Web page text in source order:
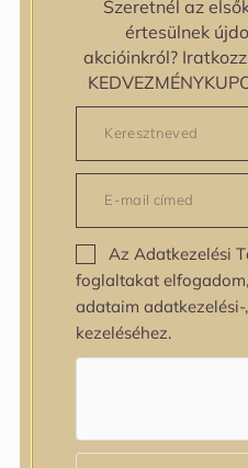
zipiderm
Bőrállapot
Bőrállapot
Bőrtípus
Bőrtípus
Kombinált
Száraz
Zsíros
Bőrprobléma
Bőrprobléma
Bőrpír
Dehidratált bőr
Érzékeny bőr
Szeretnél az
értesülnek
akcióinkról? Iratkozz
Az Adatkezelési
foglaltakat
adataim
kezeléséhez.